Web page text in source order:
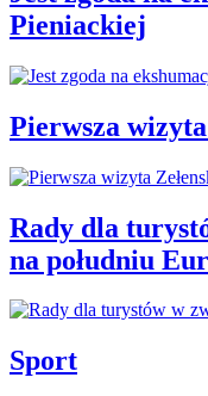
Pieniackiej
Pierwsza
Rady dla
na południu
Sport